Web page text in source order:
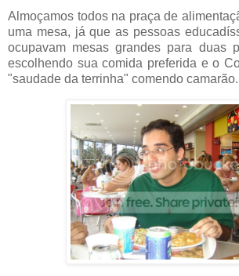
Almoçamos todos na praça de
uma mesa, já que as pessoas
ocupavam mesas grandes para duas
escolhendo sua comida preferida e o
"saudade da terrinha" comendo camarão.